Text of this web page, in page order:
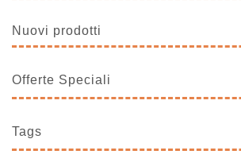
Nuovi prodotti
Offerte Speciali
Tags